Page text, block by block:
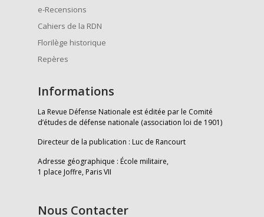
e-Recensions
Cahiers de la RDN
Florilège historique
Repères
Informations
La Revue Défense Nationale est éditée par le Comité
d’études de défense nationale (association loi de 1901)
Directeur de la publication : Luc de Rancourt
Adresse géographique : École militaire,
1 place Joffre, Paris VII
Nous Contacter